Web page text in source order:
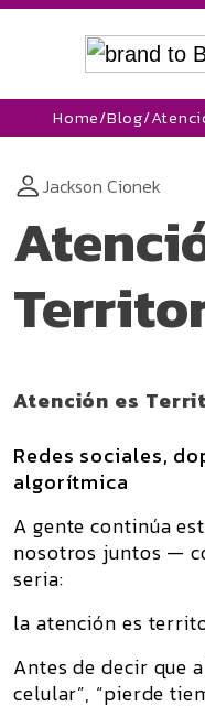
Home/Blog/
Jackson Cionek
Atención es
Redes sociales,
algorítmica
A gente continúa
nosotros juntos —
seria:
la atención es
Antes de decir que
celular”, “pierde